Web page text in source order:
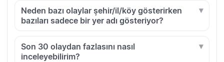
Neden bazı olaylar şehir/il/köy gösterirken
bazıları sadece bir yer adı gösteriyor?
Son 30 olaydan fazlasını nasıl
inceleyebilirim?